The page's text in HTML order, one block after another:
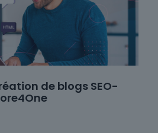
de blogs SEO-